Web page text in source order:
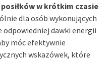
w krótkim czasie
dla osób wykonujących
odpowiedniej dawki energii
móc efektywnie
wskazówek, które